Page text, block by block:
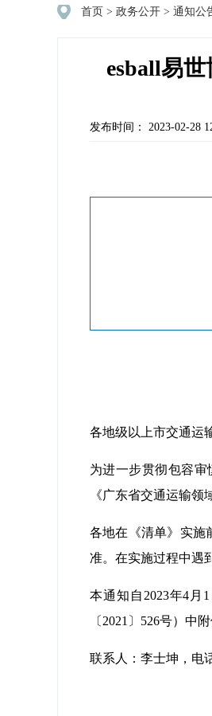
首页 > 政务公开 > 通知公
esball易
发布时间： 2023-02-28
各地级以上市交通运
为进一步贯彻包容
《广东省交通运输
各地在《清单》实施
准。在实施过程中遇
本通知自2023年4月
〔2021〕526号）中
联系人：李士坤，电